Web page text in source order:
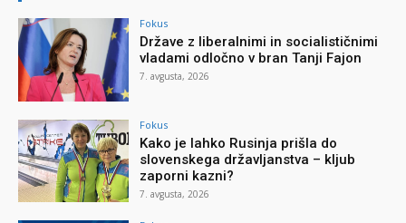
Fokus
Države z liberalnimi in socialističnimi
vladami odločno v bran Tanji Fajon
7. avgusta, 2026
Fokus
Kako je lahko Rusinja prišla do
slovenskega državljanstva – kljub
zaporni kazni?
7. avgusta, 2026